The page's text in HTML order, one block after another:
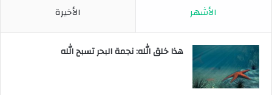
الأشهر الأخيرة
هذا خلق الله: نجمة البحر تسبح الله